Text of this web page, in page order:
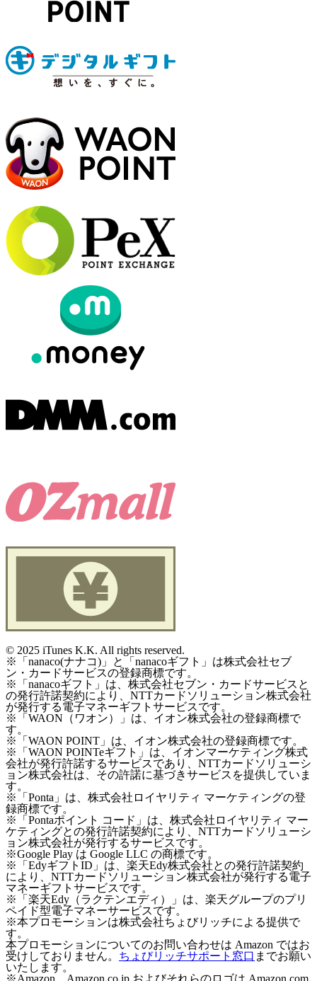
© 2025 iTunes K.K. All rights reserved.
※「nanaco(ナナコ)」と「nanacoギフト」は株式会社セブ
ン・カードサービスの登録商標です。
※「nanacoギフト」は、株式会社セブン・カードサービスと
の発行許諾契約により、NTTカードソリューション株式会社
が発行する電子マネーギフトサービスです。
※「WAON（ワオン）」は、イオン株式会社の登録商標で
す。
※「WAON POINT」は、イオン株式会社の登録商標です。
※「WAON POINTeギフト」は、イオンマーケティング株式
会社が発行許諾するサービスであり、NTTカードソリューシ
ョン株式会社は、その許諾に基づきサービスを提供していま
す。
※「Ponta」は、株式会社ロイヤリティ マーケティングの登
録商標です。
※「Pontaポイント コード」は、株式会社ロイヤリティ マー
ケティングとの発行許諾契約により、NTTカードソリューシ
ョン株式会社が発行するサービスです。
※Google Play は Google LLC の商標です。
※「EdyギフトID」は、楽天Edy株式会社との発行許諾契約
により、NTTカードソリューション株式会社が発行する電子
マネーギフトサービスです。
※「楽天Edy（ラクテンエディ）」は、楽天グループのプリ
ペイド型電子マネーサービスです。
※本プロモーションは株式会社ちょびリッチによる提供で
す。
本プロモーションについてのお問い合わせは Amazon ではお
受けしておりません。 ちょびリッチサポート窓口 までお願い
いたします。